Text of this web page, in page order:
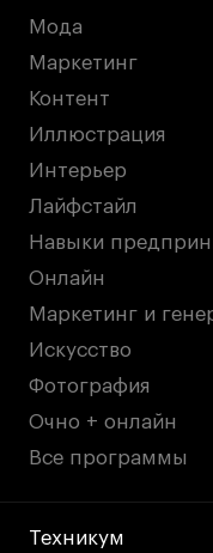
Мода
Маркетинг
Контент
Иллюстрация
Интерьер
Лайфстайл
Навыки
Онлайн
Маркетинг и
Искусство
Фотография
Очно + онлайн
Все программы
Техникум